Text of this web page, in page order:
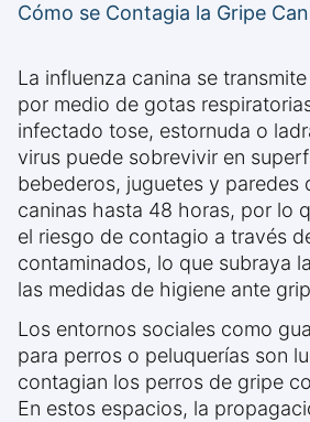
Cómo se Contagia la Gripe
La influenza canina se
por medio de gotas
infectado tose, estornuda o
virus puede sobrevivir en
bebederos, juguetes y paredes
caninas hasta 48 horas, por lo
el riesgo de contagio a través
contaminados, lo que subraya
las medidas de higiene ante
Los entornos sociales como
para perros o peluquerías son
contagian los perros de gripe
En estos espacios, la